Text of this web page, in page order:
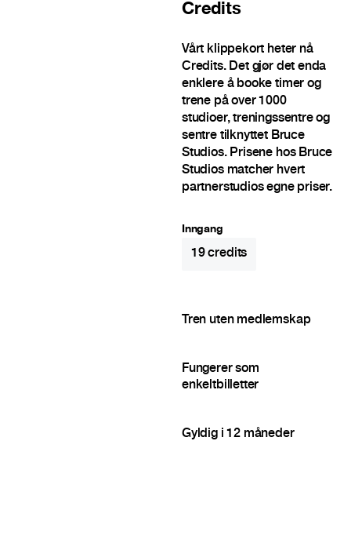
Credits
Vårt klippekort heter nå
Credits. Det gjør det enda
enklere å booke timer og
trene på over 1000
studioer, treningssentre og
sentre tilknyttet Bruce
Studios. Prisene hos Bruce
Studios matcher hvert
partnerstudios egne priser.
Inngang
19credits
Tren uten medlemskap
Fungerer som
enkeltbilletter
Gyldig i 12 måneder